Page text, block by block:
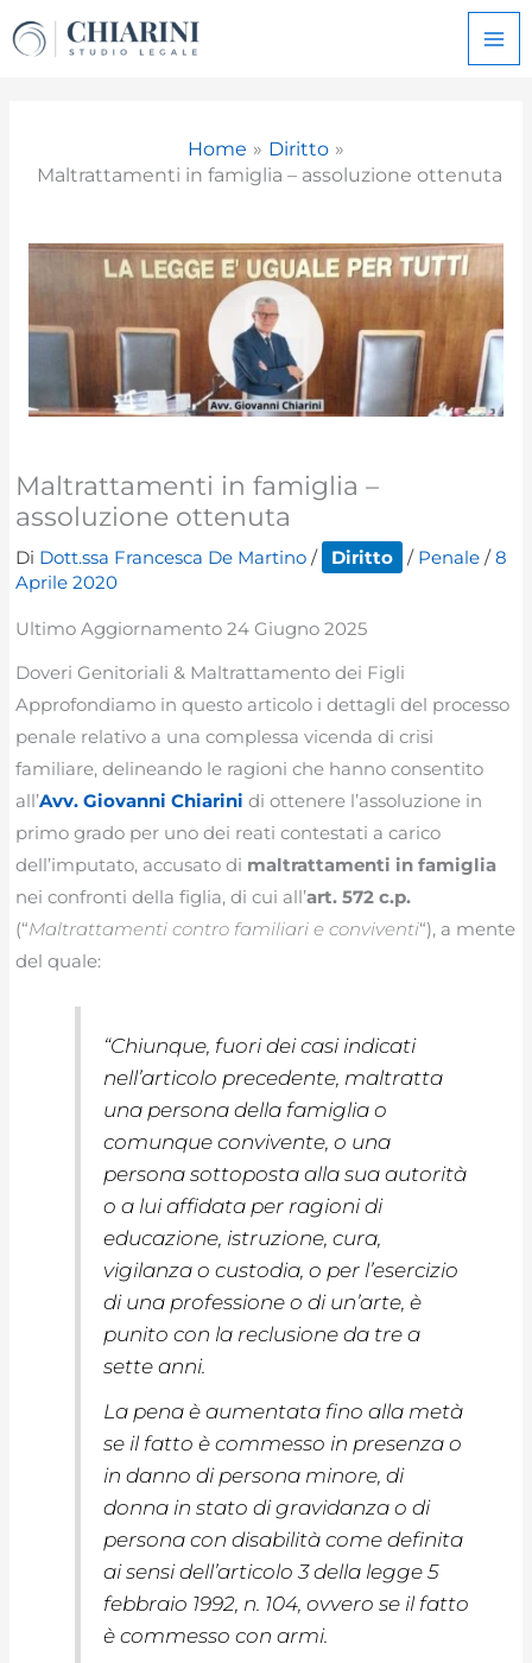
al
Home
Diritto
Maltrattamenti in famiglia – assoluzione ottenuta
Maltrattamenti in famiglia –
assoluzione ottenuta
Di Dott.ssa Francesca De Martino/ Diritto / Penale /8
Aprile 2020
Ultimo Aggiornamento 24 Giugno 2025
Doveri Genitoriali & Maltrattamento dei Figli
Approfondiamo in questo articolo i dettagli del processo
penale relativo a una complessa vicenda di crisi
familiare, delineando le ragioni che hanno consentito
all’Avv. Giovanni Chiarini di ottenere l’assoluzione in
primo grado per uno dei reati contestati a carico
dell’imputato, accusato di maltrattamenti in famiglia
nei confronti della figlia, di cui all’art. 572 c.p.
(“Maltrattamenti contro familiari e conviventi“), a mente
del quale:
“Chiunque, fuori dei casi indicati
nell’articolo precedente, maltratta
una persona della famiglia o
comunque convivente, o una
persona sottoposta alla sua autorità
o a lui affidata per ragioni di
educazione, istruzione, cura,
vigilanza o custodia, o per l’esercizio
di una professione o di un’arte, è
punito con la reclusione da tre a
sette anni.
La pena è aumentata fino alla metà
se il fatto è commesso in presenza o
in danno di persona minore, di
donna in stato di gravidanza o di
persona con disabilità come definita
ai sensi dell’articolo 3 della legge 5
febbraio 1992, n. 104, ovvero se il fatto
è commesso con armi.